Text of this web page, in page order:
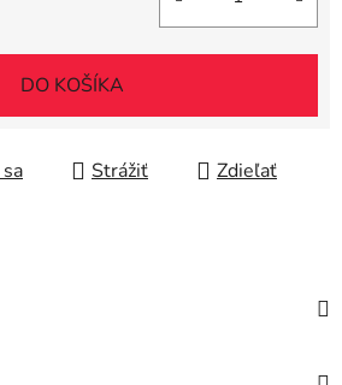
DO KOŠÍKA
Strážiť Zdieľať